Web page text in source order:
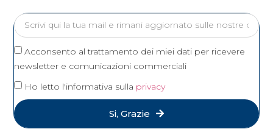
Acconsento al trattamento dei miei dati per ricevere
newsletter e comunicazioni commerciali
Ho letto l'informativa sulla privacy
Si, Grazie